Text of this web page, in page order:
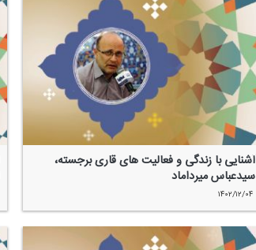
آشنایی با زندگی و فعالیت های قاری برجسته،
سیدعباس میرداماد
۱۴۰۲/۱۲/۰۴